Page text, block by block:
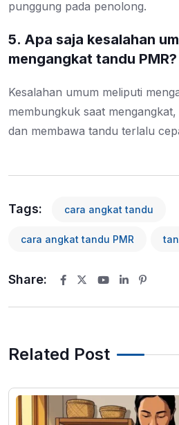
punggung pada penolong.
5. Apa saja kesalahan
mengangkat tandu PMR?
Kesalahan umum meliputi
membungkuk saat
dan membawa tandu terlalu
Tags: cara angkat tandu
cara angkat tandu PMR
Share:
Youtube
LinkedIn
Related Post